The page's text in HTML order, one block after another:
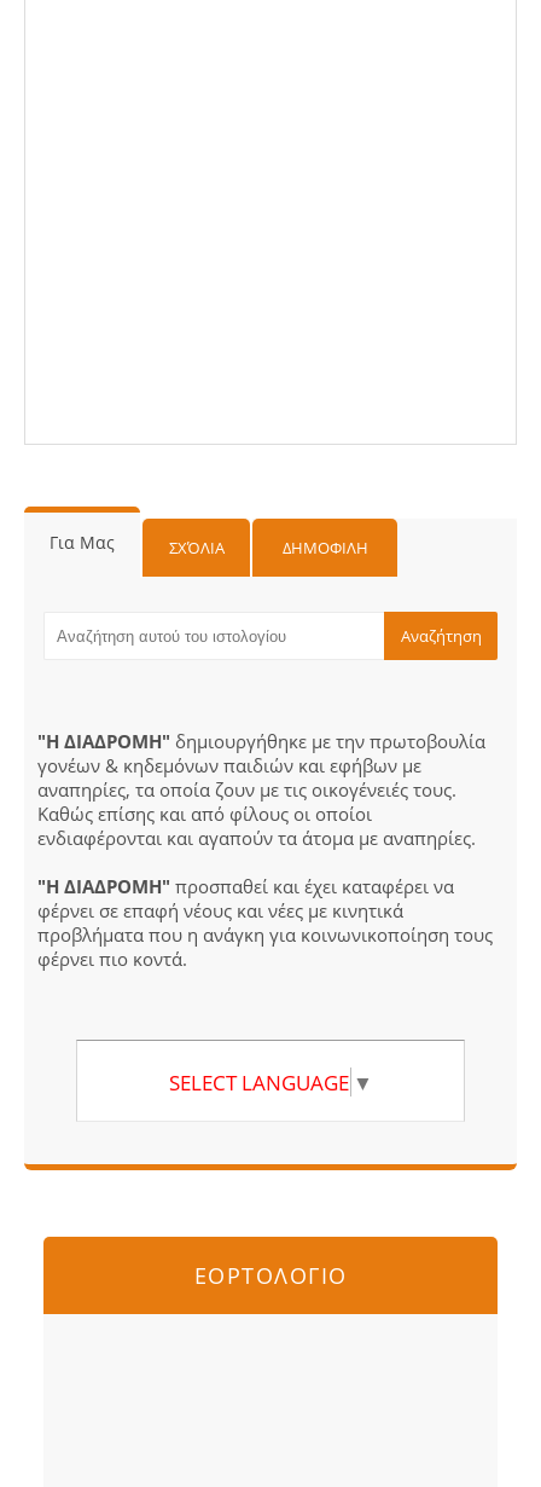
Για Μας ΣΧΌΛΙΑ ΔΗΜΟΦΙΛΗ
"Η ΔΙΑΔΡΟΜΗ" δημιουργήθηκε με την πρωτοβουλία
γονέων & κηδεμόνων παιδιών και εφήβων με
αναπηρίες, τα οποία ζουν με τις οικογένειές τους.
Καθώς επίσης και από φίλους οι οποίοι
ενδιαφέρονται και αγαπούν τα άτομα με αναπηρίες.
"Η ΔΙΑΔΡΟΜΗ" προσπαθεί και έχει καταφέρει να
φέρνει σε επαφή νέους και νέες με κινητικά
προβλήματα που η ανάγκη για κοινωνικοποίηση τους
φέρνει πιο κοντά.
SELECT LANGUAGE ▼
ΕΟΡΤΟΛΟΓΙΟ